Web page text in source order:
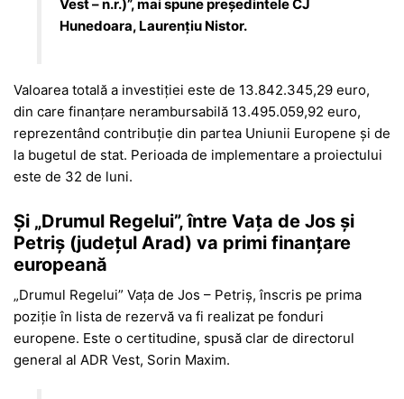
Vest – n.r.)”, mai spune președintele CJ
Hunedoara, Laurențiu Nistor.
Valoarea totală a investiției este de 13.842.345,29 euro,
din care finanțare nerambursabilă 13.495.059,92 euro,
reprezentând contribuție din partea Uniunii Europene și de
la bugetul de stat. Perioada de implementare a proiectului
este de 32 de luni.
Și „Drumul Regelui”, între Vața de Jos și
Petriș (județul Arad) va primi finanțare
europeană
„Drumul Regelui” Vața de Jos – Petriș, înscris pe prima
poziție în lista de rezervă va fi realizat pe fonduri
europene. Este o certitudine, spusă clar de directorul
general al ADR Vest, Sorin Maxim.